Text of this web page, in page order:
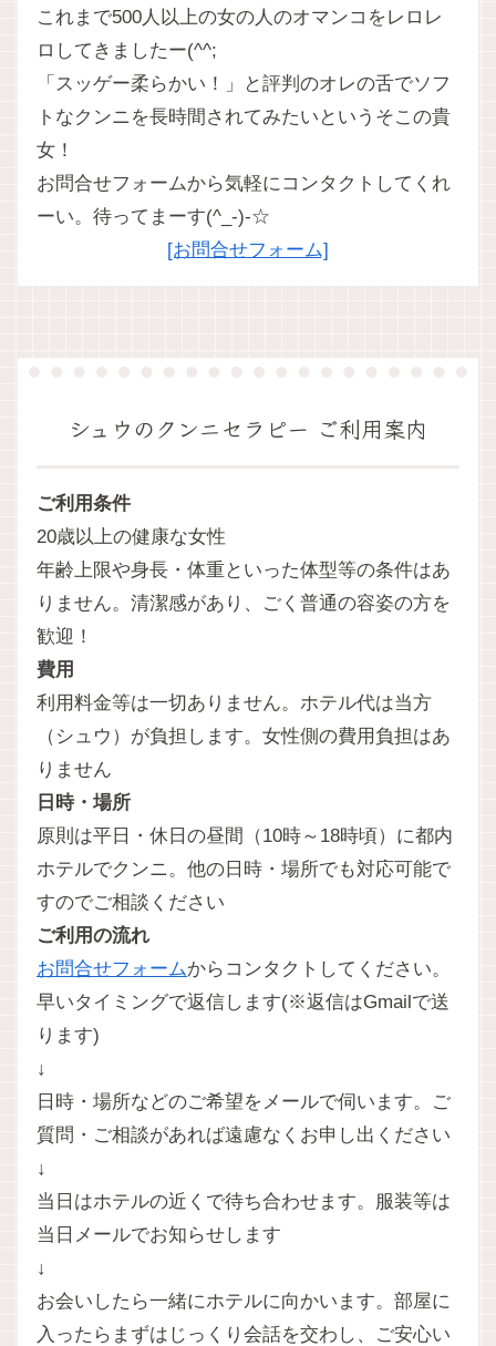
これまで500人以上の女の人のオマンコをレロレ
ロしてきましたー(^^;
「スッゲー柔らかい！」と評判のオレの舌でソフ
トなクンニを長時間されてみたいというそこの貴
女！
お問合せフォームから気軽にコンタクトしてくれ
ーい。待ってまーす(^_-)-☆
[お問合せフォーム]
シュウのクンニセラピー ご利用案内
ご利用条件
20歳以上の健康な女性
年齢上限や身長・体重といった体型等の条件はあ
りません。清潔感があり、ごく普通の容姿の方を
歓迎！
費用
利用料金等は一切ありません。ホテル代は当方
（シュウ）が負担します。女性側の費用負担はあ
りません
日時・場所
原則は平日・休日の昼間（10時～18時頃）に都内
ホテルでクンニ。他の日時・場所でも対応可能で
すのでご相談ください
ご利用の流れ
お問合せフォームからコンタクトしてください。
早いタイミングで返信します(※返信はGmailで送
ります)
↓
日時・場所などのご希望をメールで伺います。ご
質問・ご相談があれば遠慮なくお申し出ください
↓
当日はホテルの近くで待ち合わせます。服装等は
当日メールでお知らせします
↓
お会いしたら一緒にホテルに向かいます。部屋に
入ったらまずはじっくり会話を交わし、ご安心い